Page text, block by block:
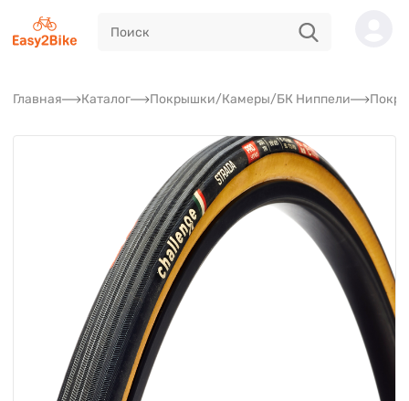
Главная Каталог Покрышки/Камеры/БК Ниппели